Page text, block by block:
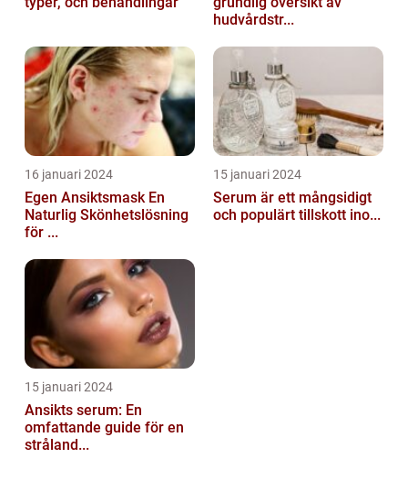
hudvårdstr...
16 januari 2024
Egen Ansiktsmask En
Naturlig Skönhetslösning
för ...
15 januari 2024
Serum är ett mångsidigt
och populärt tillskott ino...
15 januari 2024
Ansikts serum: En
omfattande guide för en
stråland...